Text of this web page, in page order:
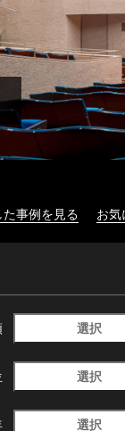
事例を見る お
選択
選択
選択